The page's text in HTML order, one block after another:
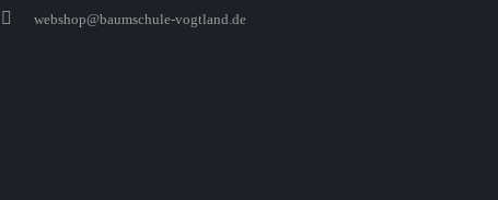
webshop@baumschule-vogtland.de